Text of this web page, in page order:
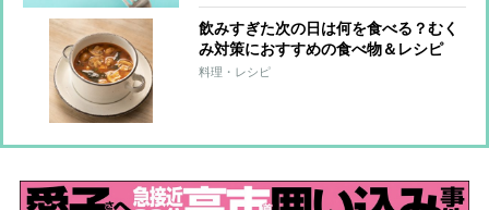
飲みすぎた次の日は何を食べる？むく
み対策におすすめの食べ物＆レシピ
料理・レシピ